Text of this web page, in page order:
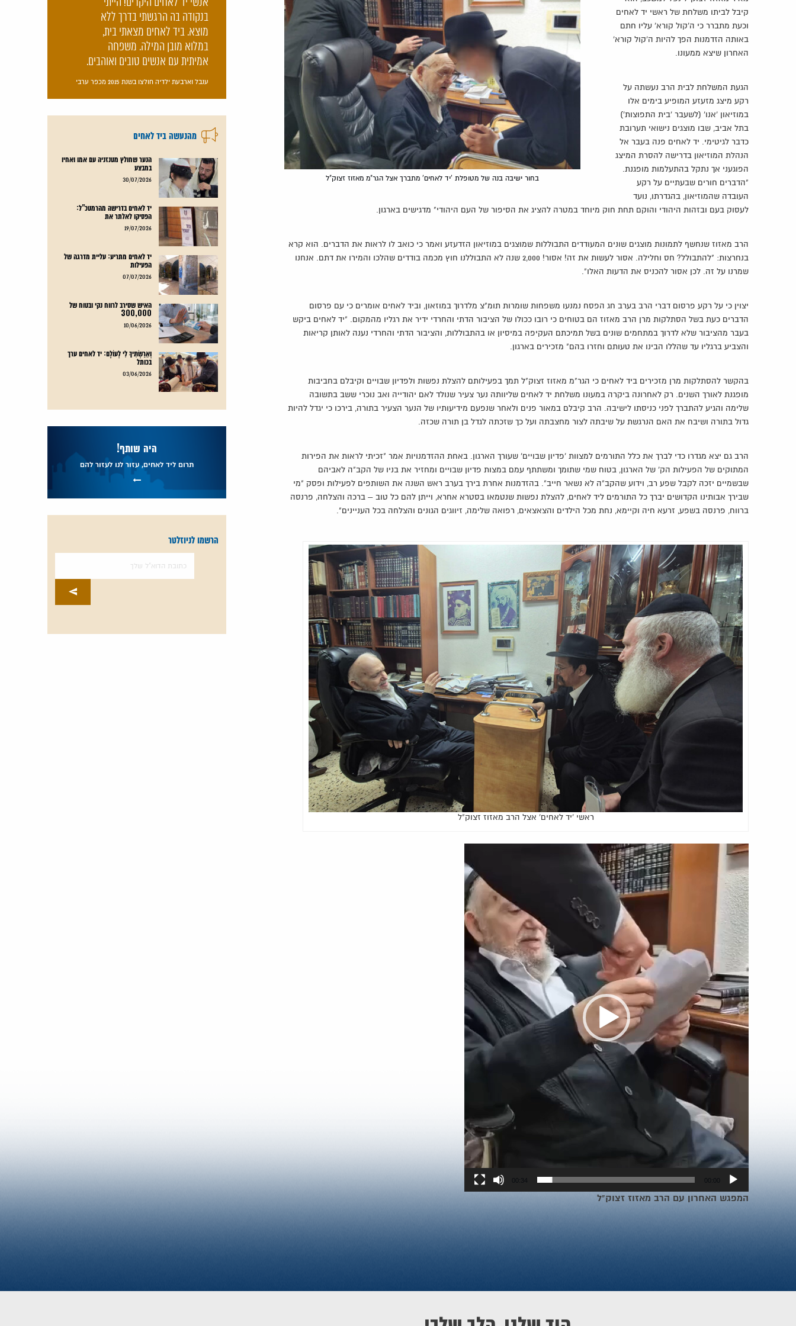
בחור ישיבה בנה של מטופלת 'יד לאחים' מתברך אצל הגר"מ מאזוז זצוק"ל
קיבל לביתו משלחת של ראשי יד לאחים
וכעת מתברר כי ה'קול קורא' עליו חתם
באותה הזדמנות הפך להיות ה'קול קורא'
האחרון שיצא ממעונו.
הגעת המשלחת לבית הרב נעשתה על
רקע מיצג מזעזע המופיע בימים אלו
במוזיאון 'אנו' (לשעבר 'בית התפוצות')
בתל אביב, שבו מוצגים נישואי תערובת
כדבר לגיטימי. יד לאחים פנה בעבר אל
הנהלת המוזיאון בדרישה להסרת המיצג
הפוגעני אך נתקל בהתעלמות מופגנת.
"הדברים חורים שבעתיים על רקע
העובדה שהמוזיאון, בהגדרתו, נועד
לעסוק בעם ובזהות היהודי והוקם תחת חוק מיוחד במטרה להציג את הסיפור של העם היהודי" מדגישים בארגון.
הרב מאזוז שנחשף לתמונות מוצגים שונים המעודדים התבוללות שמוצגים במוזיאון הזדעזע ואמר כי כואב לו לראות את הדברים. הוא קרא
בנחרצות: "להתבולל? חס וחלילה. אסור לעשות את זה! אסור! 2,000 שנה לא התבוללנו חוץ מכמה בודדים שהלכו והמירו את דתם. אנחנו
שמרנו על זה. לכן אסור להכניס את הדעות האלו".
יצוין כי על רקע פרסום דברי הרב בערב חג הפסח נמנעו משפחות שומרות תומ"צ מלדרוך במוזאון, וביד לאחים אומרים כי עם פרסום
הדברים כעת בשל הסתלקות מרן הרב מאזוז הם בטוחים כי רובו ככולו של הציבור הדתי והחרדי ידיר את רגליו מהמקום. "יד לאחים ביקש
בעבר מהציבור שלא לדרוך במתחמים שונים בשל תמיכתם העקיפה במיסיון או בהתבוללות, והציבור הדתי והחרדי נענה לאותן קריאות
והצביע ברגליו עד שהללו הבינו את טעותם וחזרו בהם" מזכירים בארגון.
בהקשר להסתלקות מרן מזכירים ביד לאחים כי הגר"מ מאזוז זצוק"ל תמך בפעילותם להצלת נפשות ולפדיון שבויים וקיבלם בחביבות
מופגנת לאורך השנים. רק לאחרונה ביקרה במעונו משלחת יד לאחים שליוותה נער צעיר שנולד לאם יהודייה ואב נוכרי ששב בתשובה
שלימה והגיע להתברך לפני כניסתו לישיבה. הרב קיבלם במאור פנים ולאחר שנפעם מידיעותיו של הנער הצעיר בתורה, בירכו כי יגדל להיות
גדול בתורה ושיבח את האם הנרגשת על שיבתה לצור מחצבתה ועל כך שזכתה לגדל בן תורה שכזה.
הרב גם יצא מגדרו כדי לברך את כלל התורמים למצוות 'פדיון שבויים' שעורך הארגון. באחת ההזדמנויות אמר "זכיתי לראות את הפירות
המתוקים של הפעילות הק' של הארגון, בטוח שמי שתומך ומשתתף עמם במצות פדיון שבויים ומחזיר את בניו של הקב"ה לאביהם
שבשמיים יזכה לקבל שפע רב, וידוע שהקב"ה לא נשאר חייב". בהזדמנות אחרת בירך בערב ראש השנה את השותפים לפעילות ופסק "מי
שבירך אבותינו הקדושים יברך כל התורמים ליד לאחים, להצלת נפשות שנטמאו בסטרא אחרא, וייתן להם כל טוב – ברכה והצלחה, פרנסה
ברווח, פרנסה בשפע, זרעא חיה וקיימא, נחת מכל הילדים והצאצאים, רפואה שלימה, זיווגים הגונים והצלחה בכל העניינים".
ראשי 'יד לאחים' אצל הרב מאזוז זצוק"ל
נגן
00:00
00:34
המפגש האחרון עם הרב מאזוז זצוק"ל
בנקודה בה הרגשתי בדרך ללא
מוצא. ביד לאחים מצאתי בית,
במלוא מובן המילה. משפחה
אמיתית עם אנשים טובים ואוהבים.
ענבל וארבעת ילדיה חולצו בשנת 2015 מכפר ערבי
מהנעשה ביד לאחים
הנער שחולץ מטנזניה עם אמו ואחיו
במבצע
30/07/2026
יד לאחים בדרישה מהרמטכ"ל:
הפסיקו לאלתר את
19/07/2026
יד לאחים מתריע: עליית מדרגה של
הפעילות
07/07/2026
האיש שסירב לרווח נקי ובטוח של
300,000
10/06/2026
וְאֵרַשְׂתִּיךְ לִי לְעוֹלָם: יד לאחים ערך
בכותל
03/06/2026
היה שותף!
תרום ליד לאחים, עזור לנו לעזור להם
הרשמו לניוזלטר